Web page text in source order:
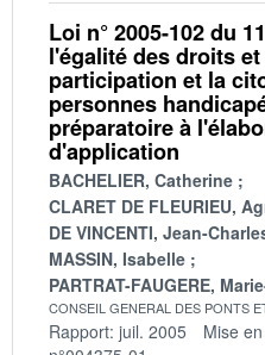
Loi n° 2005-102 du
l'égalité des droits
participation et la
personnes
préparatoire à
d'application
BACHELIER, Catherine
CLARET DE FLEURIEU,
DE VINCENTI, Jean-
MASSIN, Isabelle
PARTRAT-FAUGERE,
CONSEIL GENERAL DES PONTS
Rapport: juil. 2005 Mise